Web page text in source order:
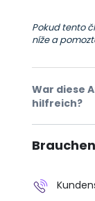
Pokud tento
níže a
War diese
hilfreich?